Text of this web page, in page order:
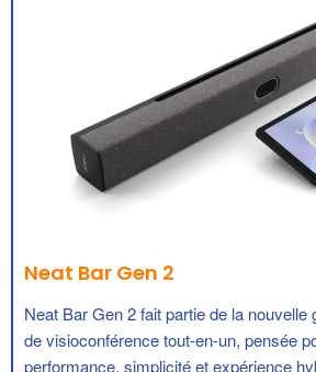
Neat Board 50
Neat Board 50,un écran tactile
combinant visioconférence et tableau